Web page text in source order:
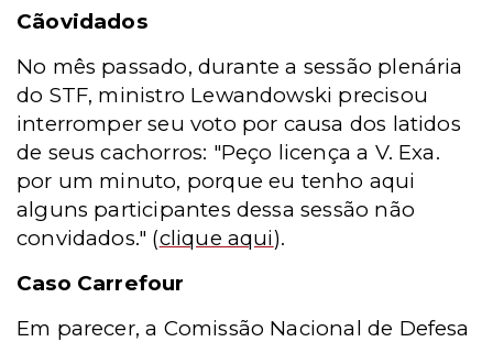
Cãovidados
No mês passado, durante a sessão plenária
do STF, ministro Lewandowski precisou
interromper seu voto por causa dos latidos
de seus cachorros: "Peço licença a V. Exa.
por um minuto, porque eu tenho aqui
alguns participantes dessa sessão não
convidados." (clique aqui).
Caso Carrefour
Em parecer, a Comissão Nacional de Defesa